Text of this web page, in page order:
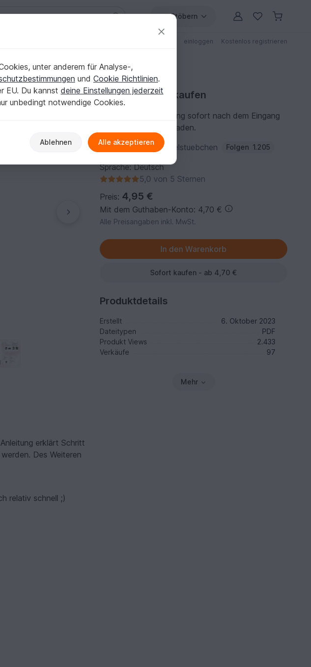
Stöbern
einloggen Kostenlos registrieren
erklärt Schritt
Des Weiteren
relativ schnell ;)
Häkelanleitung kaufen
Du kannst die Anleitung sofort nach dem Eingang
der Zahlung herunterladen.
Autor: Yazzies-Haekelstuebchen Folgen 1.205
Sprache: Deutsch
5,0 von 5 Sternen
Preis: 4,95 €
Mit dem Guthaben-Konto: 4,70 €
Alle Preisangaben inkl. MwSt.
Sofort kaufen - ab 4,70 €
Produktdetails
Erstellt
6. Oktober 2023
Dateitypen
PDF
Produkt Views
2.433
Verkäufe
97
Mehr
unter anderem für Analyse-,
und Cookie Richtlinien.
EU. Du kannst deine Einstellungen jederzeit
unbedingt notwendige Cookies.
Ablehnen Alle akzeptieren